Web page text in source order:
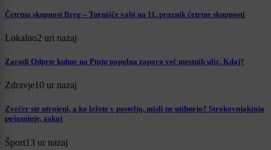
Četrtna skupnost Breg – Turnišče vabi na 11. praznik četrtne skupnosti
Lokalno2 uri nazaj
Zaradi Odprte kuhne na Ptuju popolna zapora več mestnih ulic. Kdaj?
Zdravje10 ur nazaj
Zvečer ste utrujeni, a ko ležete v posteljo, misli ne utihnejo? Strokovnjakinja
pojasnjuje, zakaj
Šport13 ur nazaj